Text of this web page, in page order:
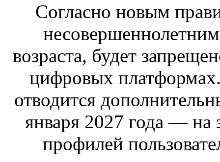
Согласно новым
возраста, будет
цифровых
отводится
января 2027 года —
профилей